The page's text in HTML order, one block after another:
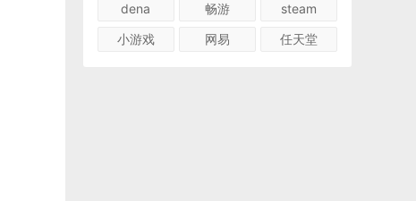
dena
畅游
steam
小游戏
网易 任天堂